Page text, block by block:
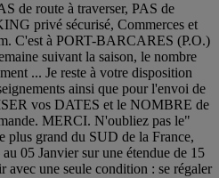
de route à traverser, PAS de
privé sécurisé, Commerces et
C'est à PORT-BARCARES (P.O.)
suivant la saison, le nombre
... Je reste à votre disposition
ainsi que pour l'envoi de
vos DATES et le NOMBRE de
MERCI. N'oubliez pas le"
grand du SUD de la France,
05 Janvier sur une étendue de 15
avec une seule condition : se régaler